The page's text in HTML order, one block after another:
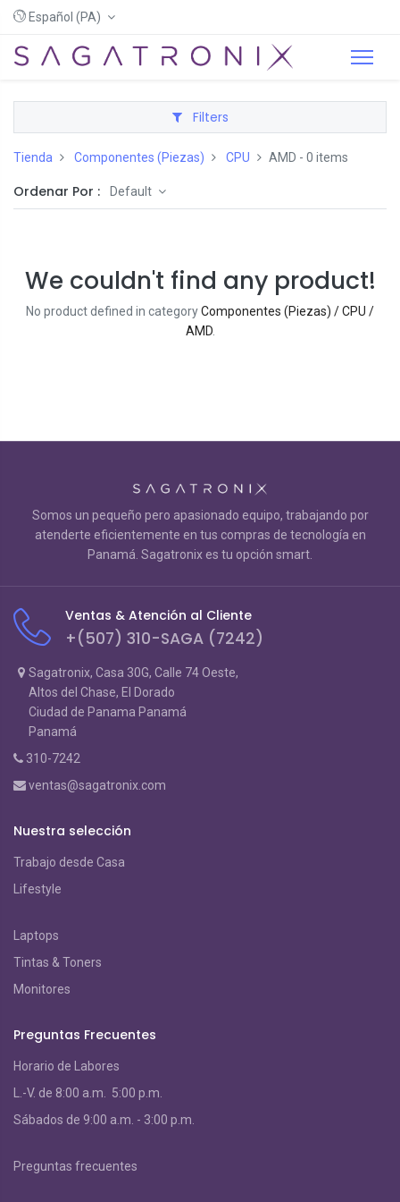
Español (PA)
Filters
Tienda Componentes (Piezas) CPU AMD - 0 items
Ordenar Por : Default
We couldn't find any product!
No product defined in categoryComponentes (Piezas) / CPU /
AMD.
Somos un pequeño pero apasionado equipo, trabajando por
atenderte eficientemente en tus compras de tecnología en
Panamá. Sagatronix es tu opción smart.
Ventas & Atención al Cliente
+(507) 310-SAGA (7242)
Sagatronix, Casa 30G, Calle 74 Oeste,
Altos del Chase, El Dorado
Ciudad de Panama Panamá
Panamá
310-7242
ventas@sagatronix.com
Nuestra selección
Trabajo desde Casa
Lifestyle
Laptops
Tintas & Toners
Monitores
Preguntas Frecuentes
Horario de Labores
L.-V. de 8:00 a.m. 5:00 p.m.
Sábados de 9:00 a.m. - 3:00 p.m.
Preguntas frecuentes